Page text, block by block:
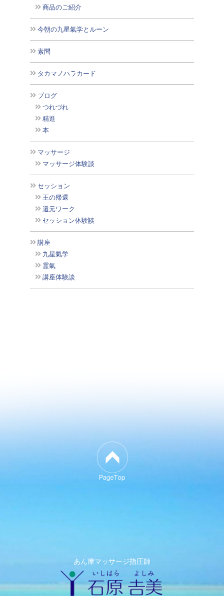
商品のご紹介
今朝の九星氣学とルーン
素問
タカマノハラカード
ブログ
つれづれ
精進
本
マッサージ
マッサージ体験談
セッション
王の帰還
還元ワーク
セッション体験談
講座
九星氣学
霊氣
講座体験談
あん摩マッサージ指圧師